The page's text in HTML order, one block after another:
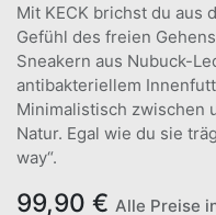
Mit KECK brichst du aus
Gefühl des freien
Sneakern aus Nubuck-
antibakteriellem
Minimalistisch zwischen
Natur. Egal wie du sie
way“.
99,90 € Alle Preise